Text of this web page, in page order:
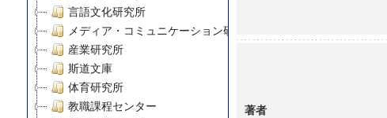
言語文化研究所
メディア・コミュニケーション研究所
産業研究所
斯道文庫
体育研究所
教職課程センター
著者